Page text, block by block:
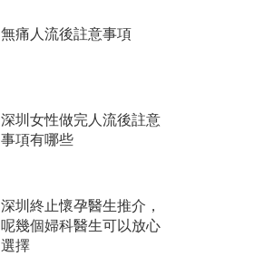
無痛人流後註意事項
深圳女性做完人流後註意
事項有哪些
深圳終止懷孕醫生推介，
呢幾個婦科醫生可以放心
選擇